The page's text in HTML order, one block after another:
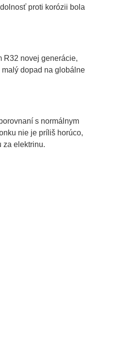
proti korózii bola
R32 novej generácie,
dopad na globálne
s normálnym
nie je príliš horúco,
za elektrinu.